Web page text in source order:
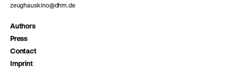
zeughauskino@dhm.de
Authors
Press
Contact
Imprint